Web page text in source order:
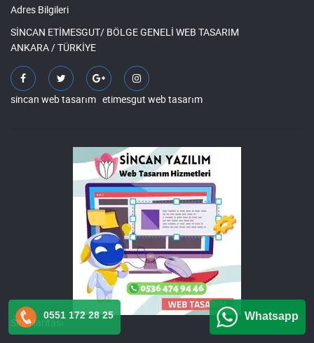
Adres Bilgileri
SİNCAN ETİMESGUT/ BÖLGE GENELİ WEB TASARIM
ANKARA / TÜRKİYE
sincan web tasarım etimesgut web tasarım
Site Haritası
0551 172 28 25 Whatsapp